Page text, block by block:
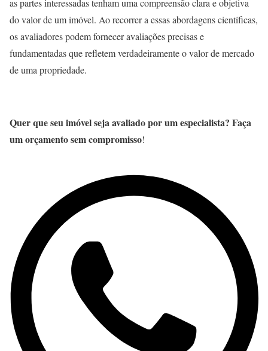
do valor de um imóvel. Ao recorrer a essas abordagens científicas,
os avaliadores podem fornecer avaliações precisas e
fundamentadas que refletem verdadeiramente o valor de mercado
de uma propriedade.
Quer que seu imóvel seja avaliado por um especialista? Faça
um orçamento sem compromisso!